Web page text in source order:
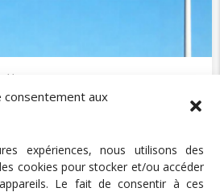
consentement aux
expériences, nous utilisons des
cookies pour stocker et/ou accéder
Le fait de consentir à ces
// LA SANTE MENTALE EN EUROPE